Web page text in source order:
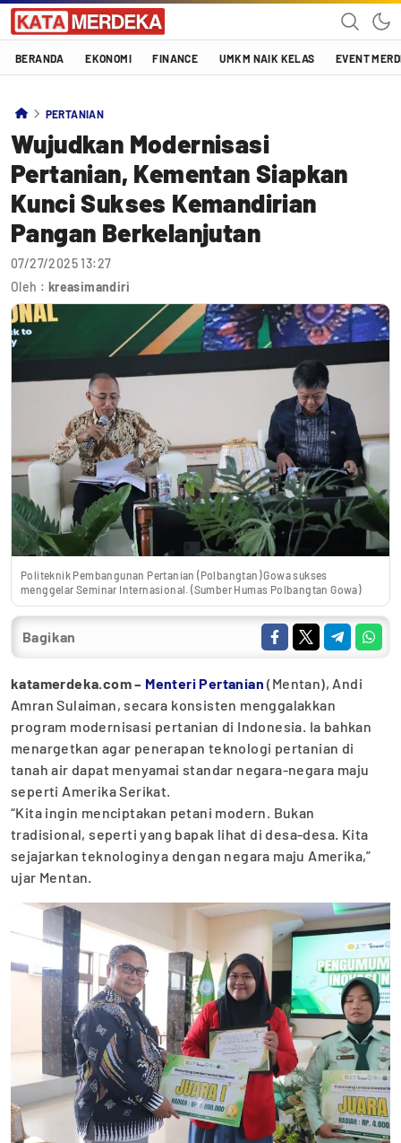
Katamerdeka
KATA MERDEKA
BERANDA EKONOMI FINANCE UMKM NAIK KELAS EVENT
PERTANIAN
Wujudkan Modernisasi
Pertanian, Kementan Siapkan
Kunci Sukses Kemandirian
Pangan Berkelanjutan
07/27/2025 13:27
Oleh : kreasimandiri
Politeknik Pembangunan Pertanian (Polbangtan) Gowa sukses
menggelar Seminar Internasional. (Sumber Humas Polbangtan Gowa)
Bagikan
katamerdeka.com – Menteri Pertanian (Mentan), Andi
Amran Sulaiman, secara konsisten menggalakkan
program modernisasi pertanian di Indonesia. Ia bahkan
menargetkan agar penerapan teknologi pertanian di
tanah air dapat menyamai standar negara-negara maju
seperti Amerika Serikat.
“Kita ingin menciptakan petani modern. Bukan
tradisional, seperti yang bapak lihat di desa-desa. Kita
sejajarkan teknologinya dengan negara maju Amerika,”
ujar Mentan.